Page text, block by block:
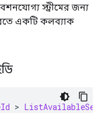
স্ট্রীমের জন্য
একটি কলব্যাক
>